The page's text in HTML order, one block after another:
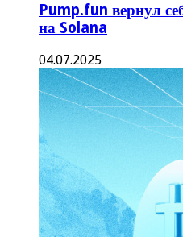
Pump.fun вернул
на Solana
04.07.2025